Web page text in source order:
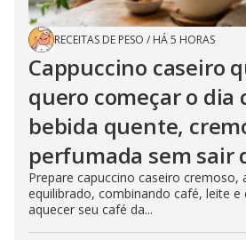
RECEITAS DE PESO / HÁ 5 HORAS
Cappuccino caseiro
quero começar o dia
bebida quente,
perfumada sem sair
Prepare capuccino caseiro cremoso,
equilibrado, combinando café, leite e
aquecer seu café da...